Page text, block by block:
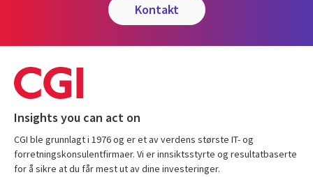
kontakt
Insights you can act on
CGI ble grunnlagt i 1976 og er et av verdens største IT- og
forretningskonsulentfirmaer. Vi er innsiktsstyrte og resultatbaserte
for å sikre at du får mest ut av dine investeringer.